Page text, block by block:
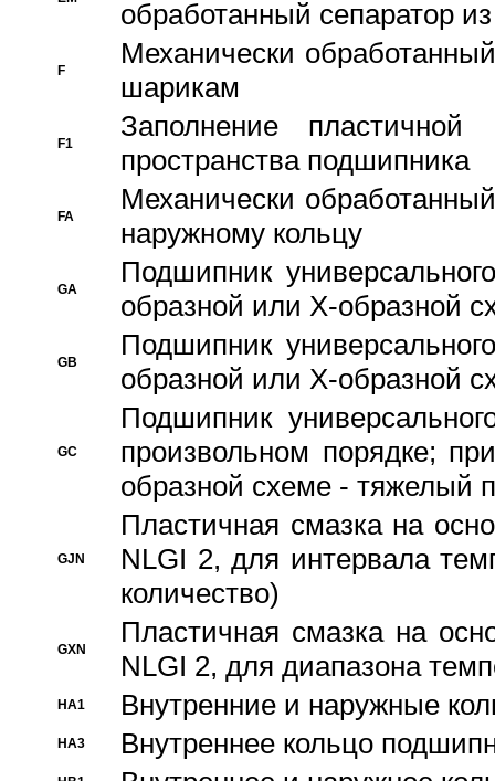
обработанный сепаратор
F
Механически
шарикам
F1
Заполнение
пространства подшипника
FA
Механически
наружному кольцу
GA
Подшипник
образной или Х-образной
GB
Подшипник
образной или Х-образной
GC
Подшипник
произвольном порядке;
образной схеме - тяжелый
GJN
Пластичная смазка на
NLGI 2, для интервала
количество)
GXN
Пластичная смазка на
NLGI 2, для диапазона
HA1 Внутренние и наружные
HA3 Bнутреннее кольцо